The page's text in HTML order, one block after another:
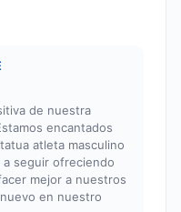
de nuestra
encantados
atleta masculino
a seguir ofreciendo
mejor a nuestros
en nuestro